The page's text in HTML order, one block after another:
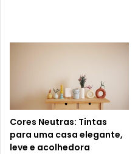
Cores Neutras: Tintas
para uma casa elegante,
leve e acolhedora